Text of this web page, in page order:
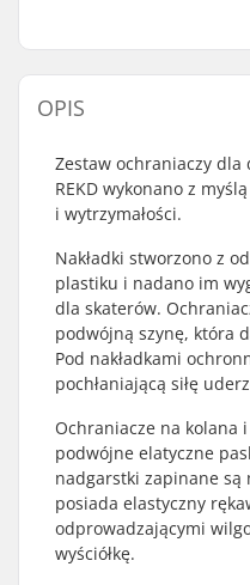
OPIS
Zestaw ochraniaczy dla
REKD wykonano z
i wytrzymałości.
Nakładki stworzono z
plastiku i nadano im
dla skaterów.
podwójną szynę, która
Pod nakładkami
pochłaniającą siłę
Ochraniacze na kolana
podwójne elatyczne
nadgarstki zapinane są
posiada elastyczny
odprowadzającymi
wyściółkę.